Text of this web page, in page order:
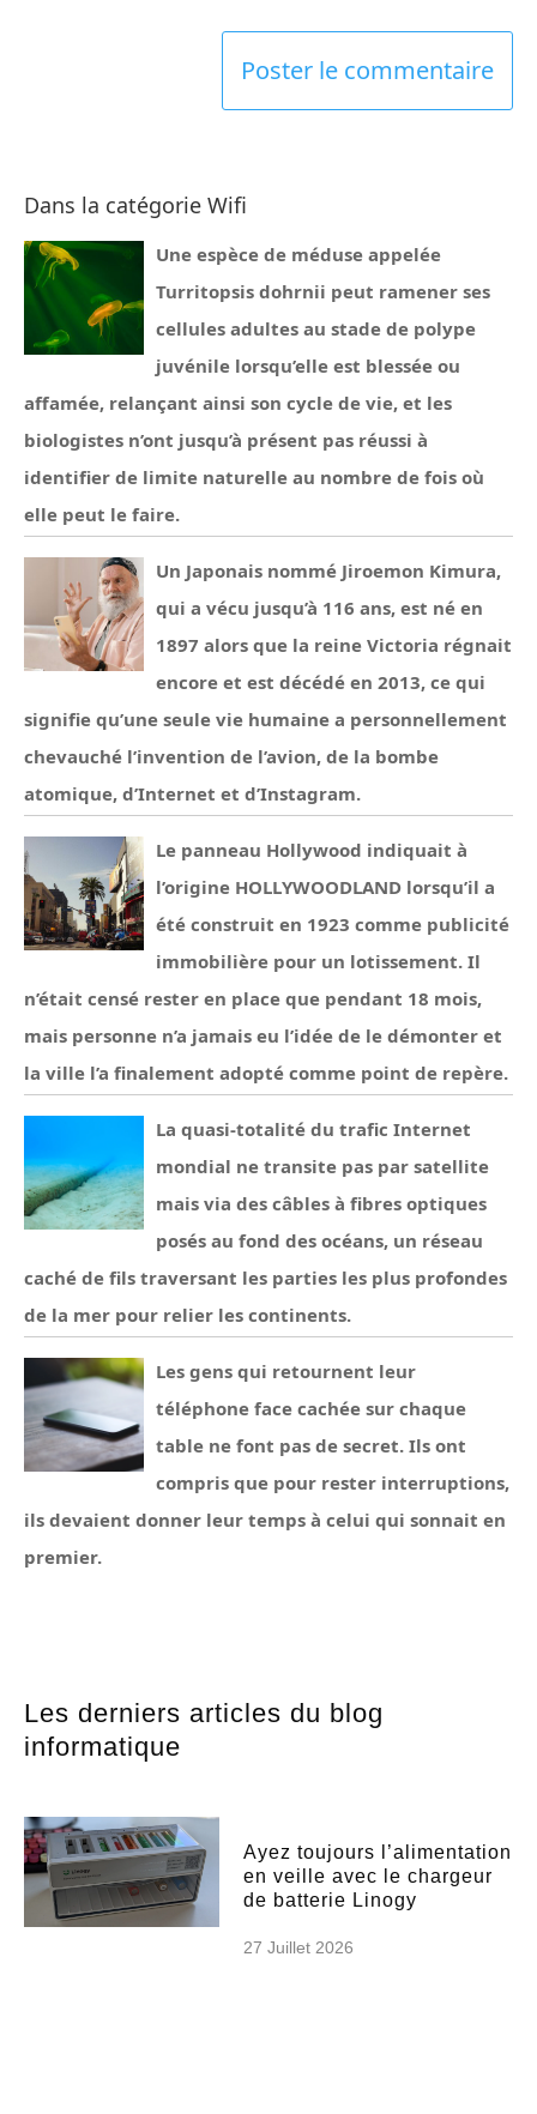
Dans la catégorie Wifi
Une espèce de méduse appelée
Turritopsis dohrnii peut ramener ses
cellules adultes au stade de polype
juvénile lorsqu’elle est blessée ou
affamée, relançant ainsi son cycle de vie, et les
biologistes n’ont jusqu’à présent pas réussi à
identifier de limite naturelle au nombre de fois où
elle peut le faire.
Un Japonais nommé Jiroemon Kimura,
qui a vécu jusqu’à 116 ans, est né en
1897 alors que la reine Victoria régnait
encore et est décédé en 2013, ce qui
signifie qu’une seule vie humaine a personnellement
chevauché l’invention de l’avion, de la bombe
atomique, d’Internet et d’Instagram.
Le panneau Hollywood indiquait à
l’origine HOLLYWOODLAND lorsqu’il a
été construit en 1923 comme publicité
immobilière pour un lotissement. Il
n’était censé rester en place que pendant 18 mois,
mais personne n’a jamais eu l’idée de le démonter et
la ville l’a finalement adopté comme point de repère.
La quasi-totalité du trafic Internet
mondial ne transite pas par satellite
mais via des câbles à fibres optiques
posés au fond des océans, un réseau
caché de fils traversant les parties les plus profondes
de la mer pour relier les continents.
Les gens qui retournent leur
téléphone face cachée sur chaque
table ne font pas de secret. Ils ont
compris que pour rester interruptions,
ils devaient donner leur temps à celui qui sonnait en
premier.
Les derniers articles du blog
informatique
Ayez toujours l’alimentation
en veille avec le chargeur
de batterie Linogy
27 Juillet 2026